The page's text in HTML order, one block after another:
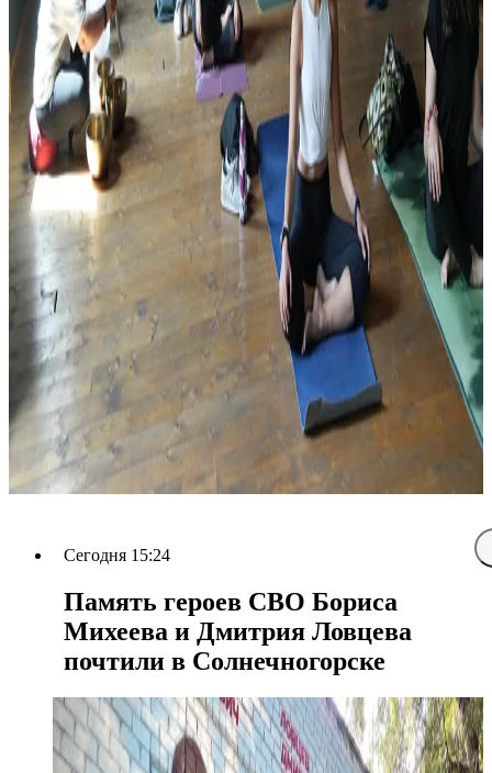
Сегодня 15:24
Память героев СВО Бориса
Михеева и Дмитрия Ловцева
почтили в Солнечногорске